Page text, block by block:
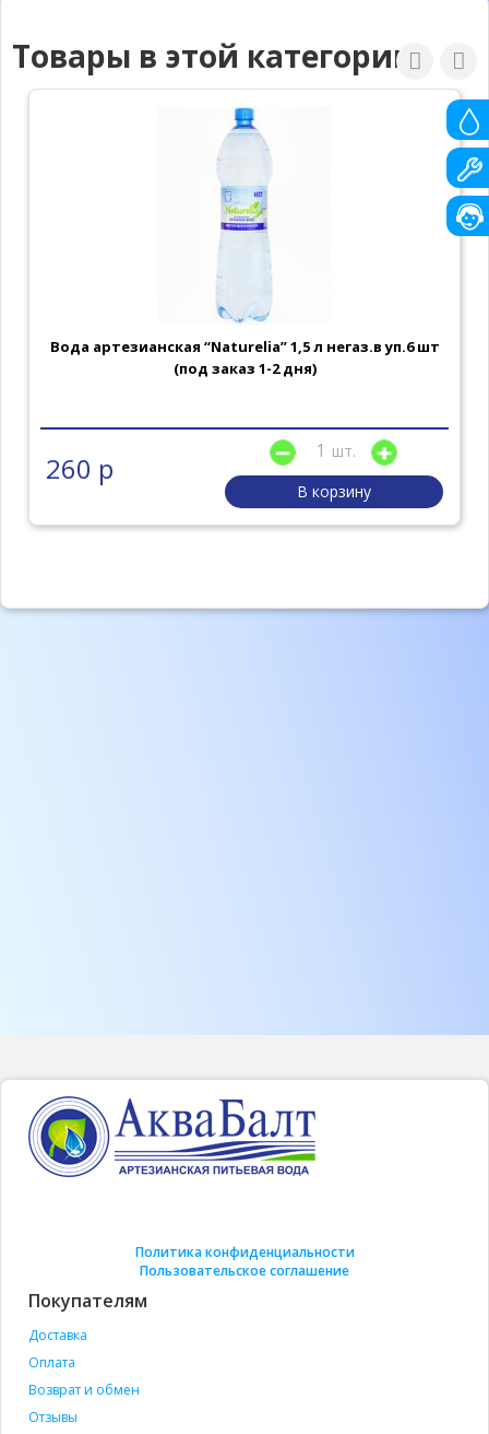
Товары в этой категории
Вода артезианская “Naturelia” 1,5 л негаз.в уп.6 шт
(под заказ 1-2 дня)
260 р
шт.
В корзину
Политика конфиденциальности
Пользовательское соглашение
Покупателям
Доставка
Оплата
Возврат и обмен
Отзывы